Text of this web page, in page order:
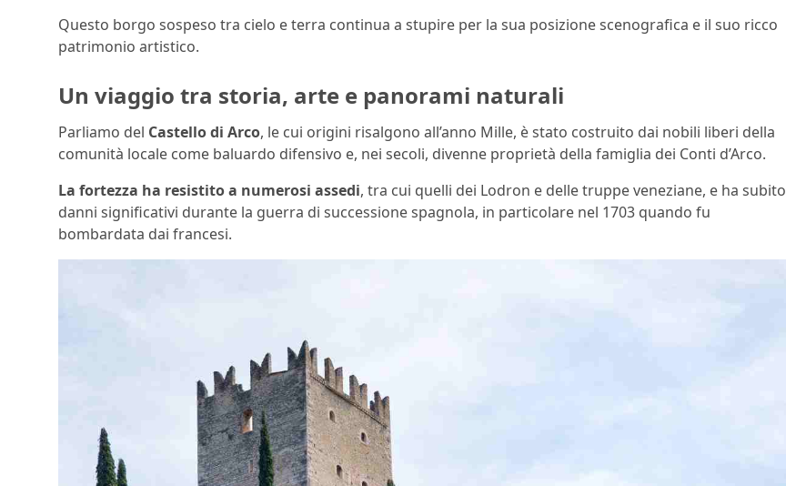
Questo borgo sospeso tra cielo e terra continua a stupire per la sua posizione scenografica e il suo ricco
patrimonio artistico.
Un viaggio tra storia, arte e panorami naturali
Parliamo del Castello di Arco, le cui origini risalgono all’anno Mille, è stato costruito dai nobili liberi della
comunità locale come baluardo difensivo e, nei secoli, divenne proprietà della famiglia dei Conti d’Arco.
La fortezza ha resistito a numerosi assedi, tra cui quelli dei Lodron e delle truppe veneziane, e ha subito
danni significativi durante la guerra di successione spagnola, in particolare nel 1703 quando fu
bombardata dai francesi.